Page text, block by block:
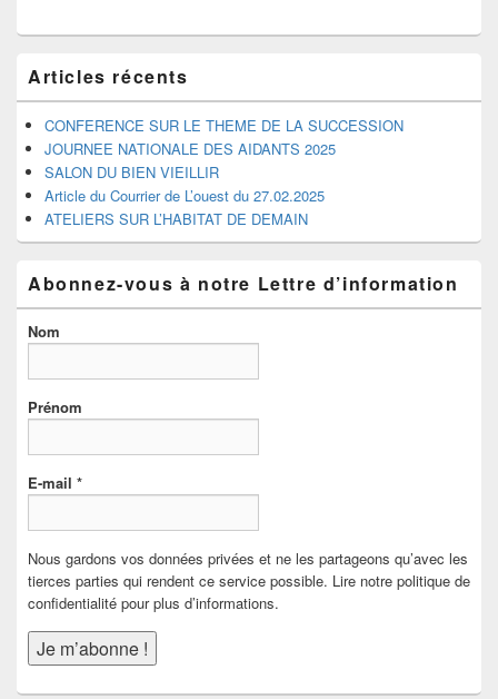
pour
barre
latérale
Articles récents
CONFERENCE SUR LE THEME DE LA SUCCESSION
JOURNEE NATIONALE DES AIDANTS 2025
SALON DU BIEN VIEILLIR
Article du Courrier de L’ouest du 27.02.2025
ATELIERS SUR L’HABITAT DE DEMAIN
Abonnez-vous à notre Lettre d’information
Nom
Prénom
E-mail *
Nous gardons vos données privées et ne les partageons qu’avec les
tierces parties qui rendent ce service possible. Lire notre politique de
confidentialité pour plus d’informations.